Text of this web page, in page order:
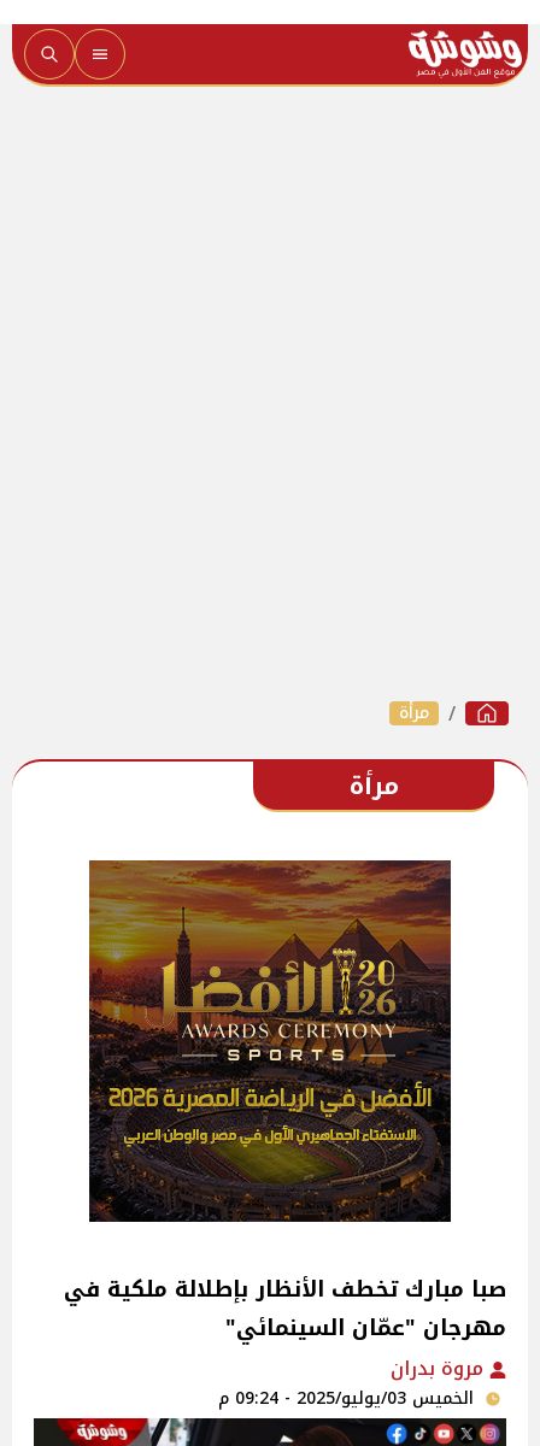
مرأة
مرأة
صبا مبارك تخطف الأنظار بإطلالة ملكية في
مهرجان "عمّان السينمائي"
مروة بدران
الخميس 03/يوليو/2025 - 09:24 م